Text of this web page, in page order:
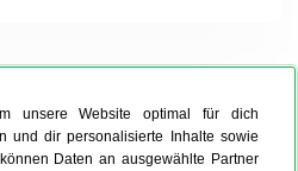
unsere Website optimal für dich
und dir personalisierte Inhalte sowie
Daten an ausgewählte Partner
RUND UM